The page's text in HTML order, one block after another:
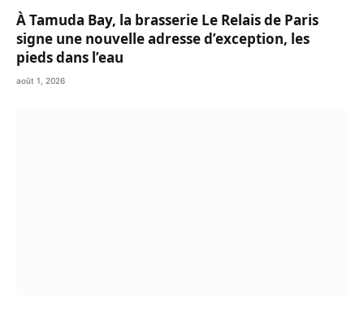
À Tamuda Bay, la brasserie Le Relais de Paris
signe une nouvelle adresse d’exception, les
pieds dans l’eau
août 1, 2026